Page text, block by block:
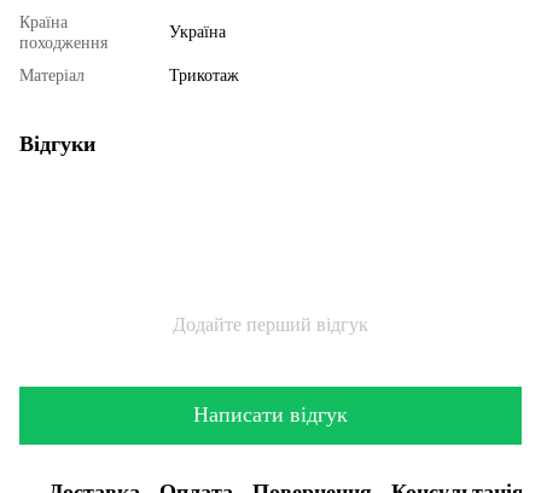
Країна
походження
Україна
Матеріал Трикотаж
Відгуки
Додайте перший відгук
Написати відгук